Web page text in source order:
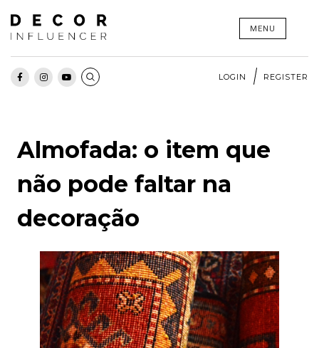
Skip
content
MENU
LOGIN REGISTER
Almofada: o item que
não pode faltar na
decoração